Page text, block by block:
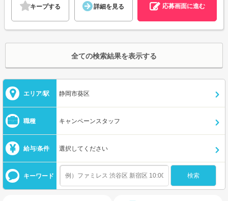
キープする 詳細を見る 応募画面に進む
全ての検索結果を表示する
エリア/駅 静岡市葵区
職種 キャンペーンスタッフ
給与/条件 選択してください
キーワード